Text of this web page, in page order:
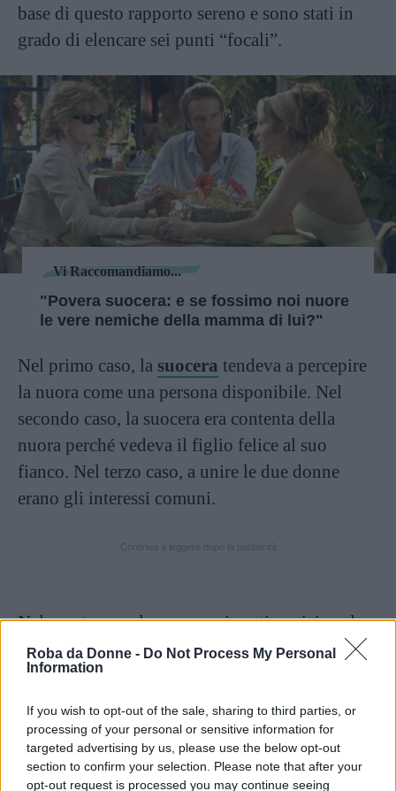
Roba da Donne - Do Not Process My Personal
Information
If you wish to opt-out of the sale, sharing to third parties, or
processing of your personal or sensitive information for
targeted advertising by us, please use the below opt-out
section to confirm your selection. Please note that after your
opt-out request is processed you may continue seeing
base di questo rapporto sereno e sono stati in
grado di elencare sei punti “focali”.
Vi Raccomandiamo...
"Povera suocera: e se fossimo noi nuore
le vere nemiche della mamma di lui?"
Nel primo caso, la suocera tendeva a percepire
la nuora come una persona disponibile. Nel
secondo caso, la suocera era contenta della
nuora perché vedeva il figlio felice al suo
fianco. Nel terzo caso, a unire le due donne
erano gli interessi comuni.
Nel quarto caso la suocera si sentiva vicina al
figlio e quindi avrebbe verosimilmente fatto
tutto il necessario per andare d’accordo con sua
moglie. Nel quinto caso la suocera non si
sentiva esclusa dalla nuora e dal figlio, mentre
nel sesto caso la suocera passava del tempo di
qualità insieme alla nuora.